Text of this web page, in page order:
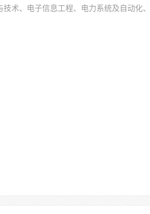
术、电子信息工程、电力系统及自动化